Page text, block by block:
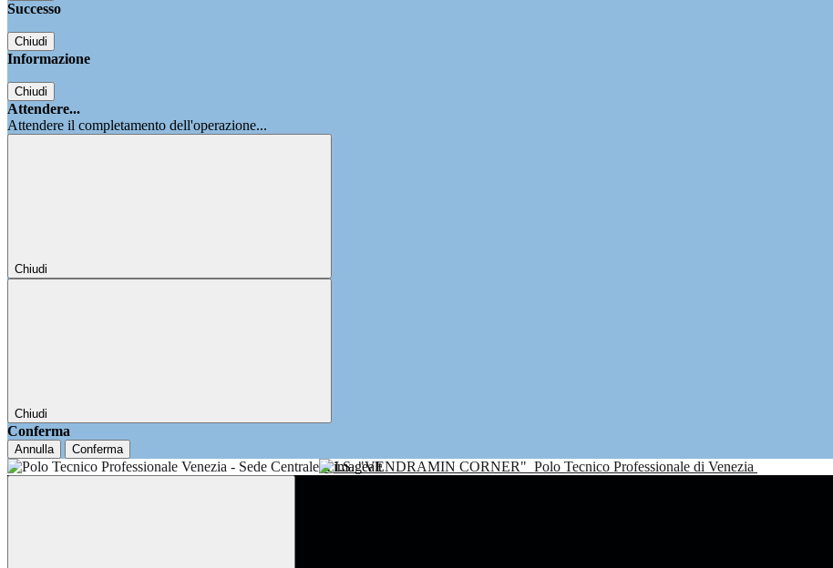
Successo
Chiudi
Informazione
Chiudi
Attendere...
Attendere il completamento dell'operazione...
Chiudi
Chiudi
Conferma
Annulla Conferma
I.I.S. "VENDRAMIN CORNER" Polo Tecnico Professionale di Venezia